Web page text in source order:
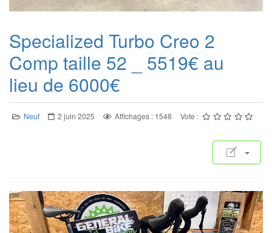
Specialized Turbo Creo 2
Comp taille 52 _ 5519€ au
lieu de 6000€
Neuf 2 juin 2025 Affichages : 1548 Vote :